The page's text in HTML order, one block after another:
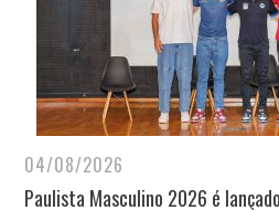
04/08/2026
Paulista Masculino 2026 é